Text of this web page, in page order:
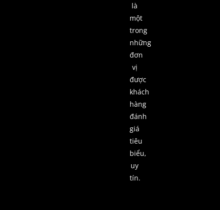
là
một
trong
những
đơn
vị
được
khách
hàng
đánh
giá
tiêu
biểu,
uy
tín.